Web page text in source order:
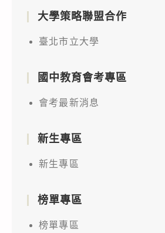
大學策略聯盟合作
臺北市立大學
國中教育會考專區
會考最新消息
新生專區
新生專區
榜單專區
榜單專區